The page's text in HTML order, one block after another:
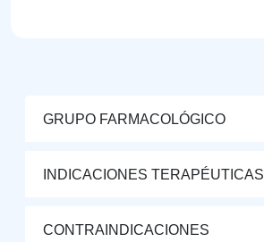
GRUPO FARMACOLÓGICO
INDICACIONES TERAPÉUTICAS
CONTRAINDICACIONES